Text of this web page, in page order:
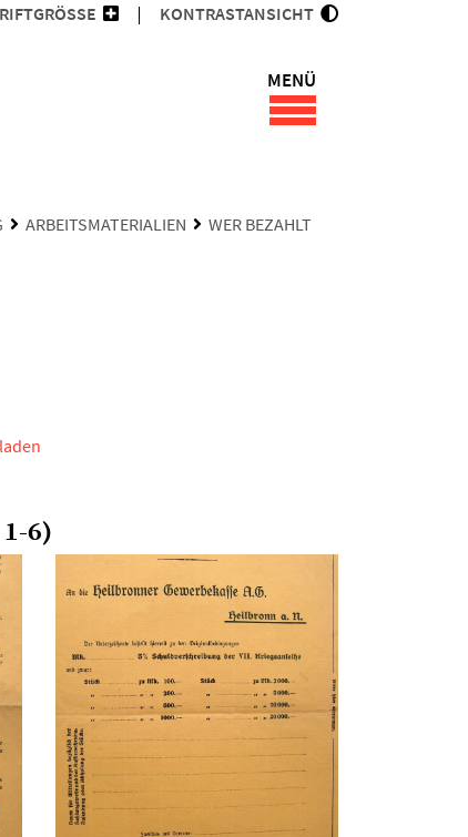
KONTRASTANSICHT
MENÜ
ARBEITSMATERIALIEN
WER BEZAHLT
6)